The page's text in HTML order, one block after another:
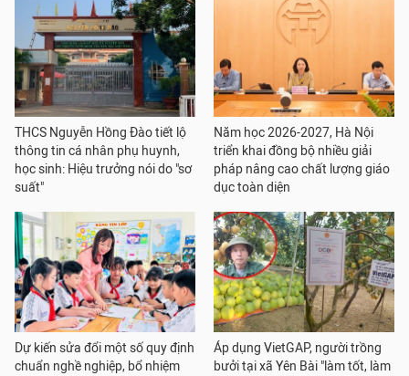
THCS Nguyễn Hồng Đào tiết lộ
thông tin cá nhân phụ huynh,
học sinh: Hiệu trưởng nói do "sơ
suất"
Năm học 2026-2027, Hà Nội
triển khai đồng bộ nhiều giải
pháp nâng cao chất lượng giáo
dục toàn diện
Dự kiến sửa đổi một số quy định
chuẩn nghề nghiệp, bổ nhiệm
Áp dụng VietGAP, người trồng
bưởi tại xã Yên Bài "làm tốt, làm